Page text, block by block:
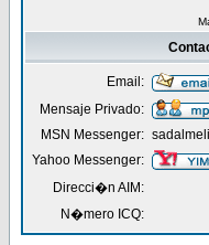
Email:
Mensaje Privado:
MSN Messenger:
Yahoo Messenger:
Direcci�n AIM:
N�mero ICQ: